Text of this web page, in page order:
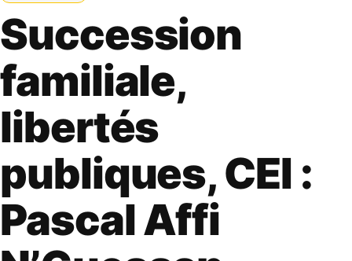
Succession
familiale,
libertés
publiques, CEI :
Pascal Affi